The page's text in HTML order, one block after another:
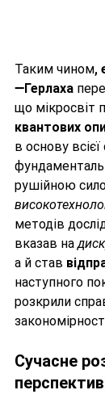
Таким чином,
—Герлаха
що мікросвіт
квантових
в основу всієї
рушійною
методів
вказав на
а й став
наступного
розкрили
Сучасне